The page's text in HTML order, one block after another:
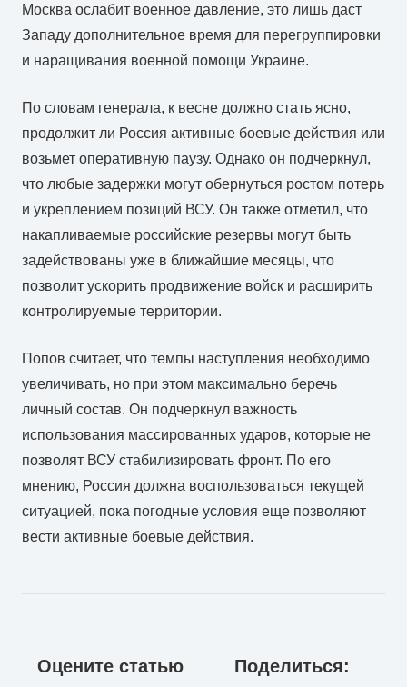
Москва ослабит военное давление, это лишь даст
Западу дополнительное время для перегруппировки
и наращивания военной помощи Украине.
По словам генерала, к весне должно стать ясно,
продолжит ли Россия активные боевые действия или
возьмет оперативную паузу. Однако он подчеркнул,
что любые задержки могут обернуться ростом потерь
и укреплением позиций ВСУ. Он также отметил, что
накапливаемые российские резервы могут быть
задействованы уже в ближайшие месяцы, что
позволит ускорить продвижение войск и расширить
контролируемые территории.
Попов считает, что темпы наступления необходимо
увеличивать, но при этом максимально беречь
личный состав. Он подчеркнул важность
использования массированных ударов, которые не
позволят ВСУ стабилизировать фронт. По его
мнению, Россия должна воспользоваться текущей
ситуацией, пока погодные условия еще позволяют
вести активные боевые действия.
Оцените статью Поделиться: